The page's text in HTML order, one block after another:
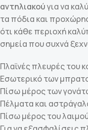
αντηλιακούγια να
τα πόδια και
ότι κάθε περιοχή
σημεία που συχνά
Πλαϊνές πλευρές του
Εσωτερικό των
Πίσω μέρος των
Πέλματα και
Πίσω μέρος του